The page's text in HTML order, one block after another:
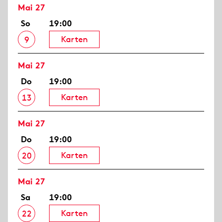
Mai 27
So
9
19:00
Karten
Mai 27
Do
13
19:00
Karten
Mai 27
Do
20
19:00
Karten
Mai 27
Sa
22
19:00
Karten